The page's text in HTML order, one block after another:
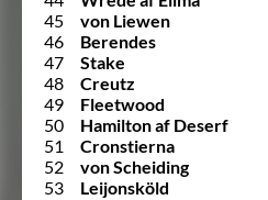
45
von Liewen
46
Berendes
47
Stake
48
Creutz
49
Fleetwood
50
Hamilton af Deserf
51
Cronstierna
52
von Scheiding
53
Leijonsköld